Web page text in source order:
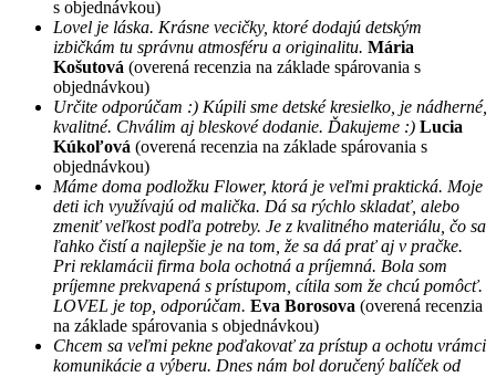
s objednávkou)
Lovel je láska. Krásne vecičky, ktoré dodajú detským
izbičkám tu správnu atmosféru a originalitu. Mária
Košutová (overená recenzia na základe spárovania s
objednávkou)
Určite odporúčam :) Kúpili sme detské kresielko, je nádherné,
kvalitné. Chválim aj bleskové dodanie. Ďakujeme :) Lucia
Kúkoľová (overená recenzia na základe spárovania s
objednávkou)
Máme doma podložku Flower, ktorá je veľmi praktická. Moje
deti ich využívajú od malička. Dá sa rýchlo skladať, alebo
zmeniť veľkost podľa potreby. Je z kvalitného materiálu, čo sa
ľahko čistí a najlepšie je na tom, že sa dá prať aj v pračke.
Pri reklamácii firma bola ochotná a príjemná. Bola som
príjemne prekvapená s prístupom, cítila som že chcú pomôcť.
LOVEL je top, odporúčam. Eva Borosova (overená recenzia
na základe spárovania s objednávkou)
Chcem sa veľmi pekne poďakovať za prístup a ochotu vrámci
komunikácie a výberu. Dnes nám bol doručený balíček od